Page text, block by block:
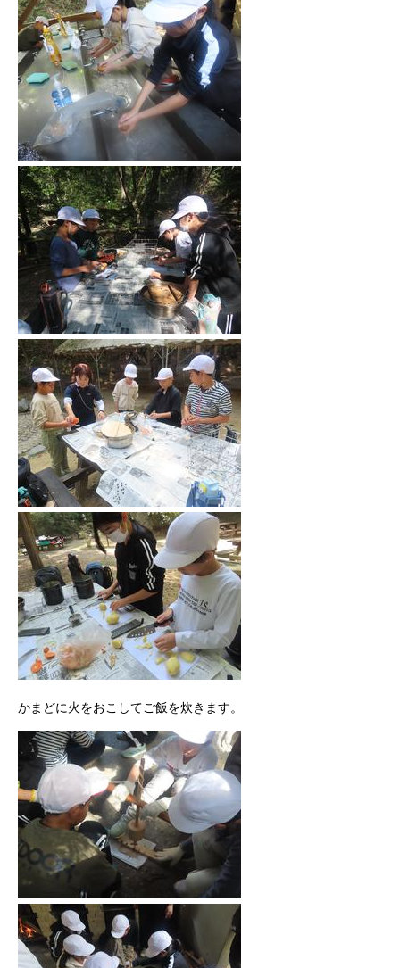
かまどに火をおこしてご飯を炊きます。